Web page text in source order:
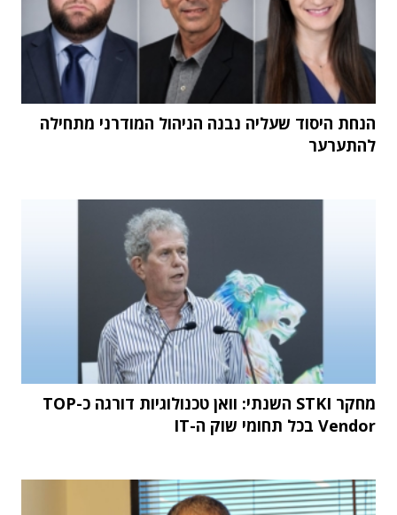
הנחת היסוד שעליה נבנה הניהול המודרני מתחילה
להתערער
מחקר STKI השנתי: וואן טכנולוגיות דורגה כ-TOP
Vendor בכל תחומי שוק ה-IT